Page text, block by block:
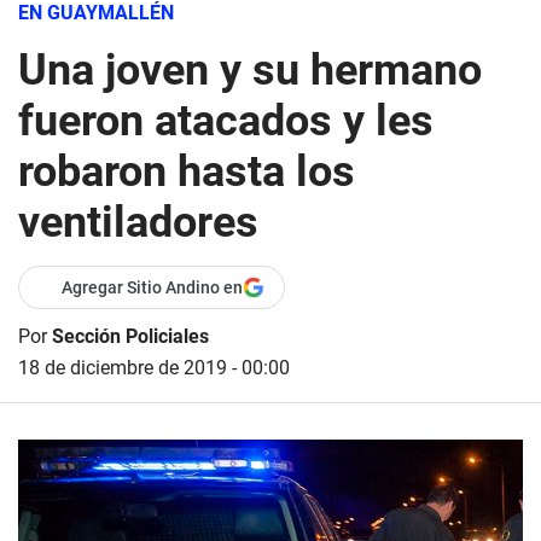
EN GUAYMALLÉN
Una joven y su hermano
fueron atacados y les
robaron hasta los
ventiladores
Agregar Sitio Andino en
PorSección Policiales
18 de diciembre de 2019 - 00:00